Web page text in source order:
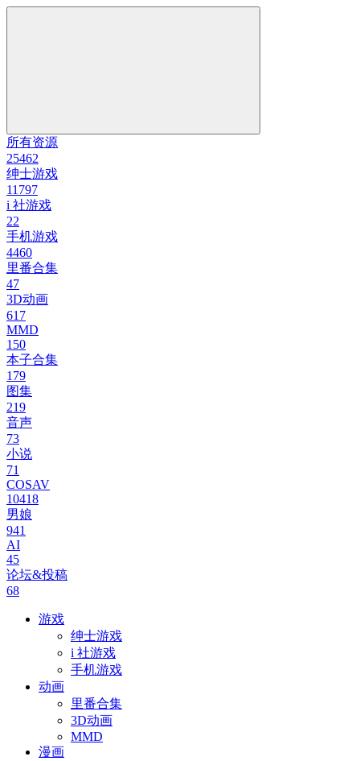
所有资源
25462
绅士游戏
11797
i 社游戏
22
手机游戏
4460
里番合集
47
3D动画
617
MMD
150
本子合集
179
图集
219
音声
73
小说
71
COSAV
10418
男娘
941
AI
45
论坛&投稿
68
游戏
绅士游戏
i 社游戏
手机游戏
动画
里番合集
3D动画
MMD
漫画